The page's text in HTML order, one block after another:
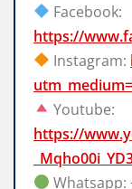
Facebook:
https://
Instagram:
Youtube:
https://
Whatsapp: